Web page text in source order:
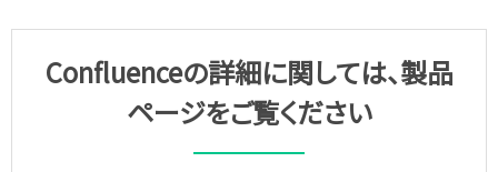
Confluenceの詳細に関しては、製品
ページをご覧ください